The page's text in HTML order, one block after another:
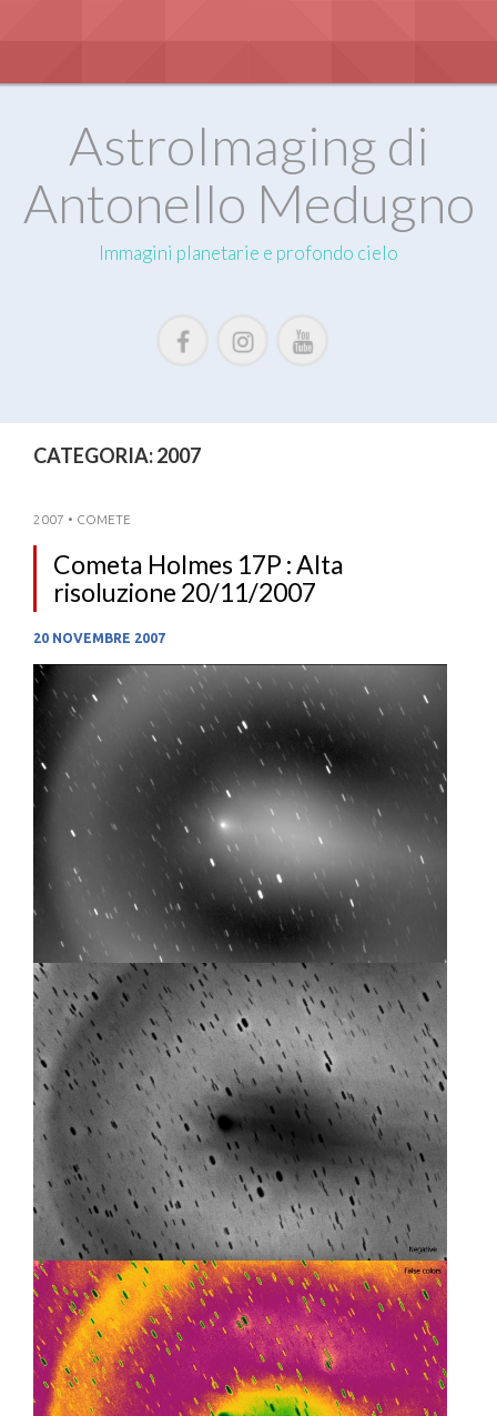
AstroImaging di
Antonello Medugno
Immagini planetarie e profondo cielo
CATEGORIA:2007
2007 • COMETE
Cometa Holmes 17P : Alta
risoluzione 20/11/2007
20 NOVEMBRE 2007